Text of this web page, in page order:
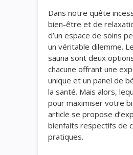
Dans notre quête
bien-être et de
d’un espace de soins
un véritable dilemme.
sauna sont deux
chacune offrant une
unique et un panel de
la santé. Mais alors,
pour maximiser votre
article se propose
bienfaits respectifs de
pratiques.